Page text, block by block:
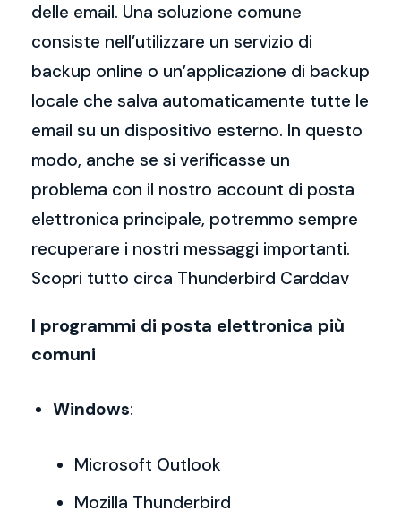
delle email. Una soluzione comune
consiste nell’utilizzare un servizio di
backup online o un’applicazione di backup
locale che salva automaticamente tutte le
email su un dispositivo esterno. In questo
modo, anche se si verificasse un
problema con il nostro account di posta
elettronica principale, potremmo sempre
recuperare i nostri messaggi importanti.
Scopri tutto circa Thunderbird Carddav
I programmi di posta elettronica più
comuni
Windows:
Microsoft Outlook
Mozilla Thunderbird